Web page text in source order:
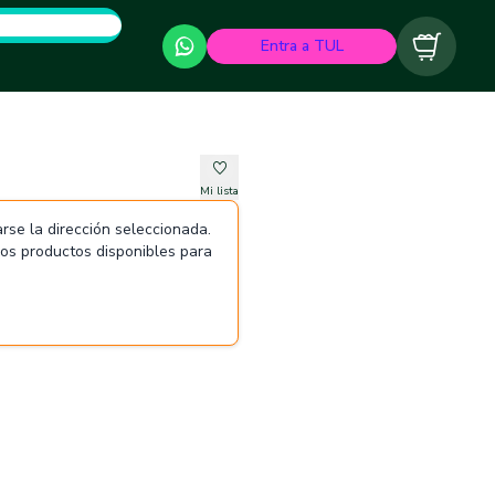
Entra a TUL Carrito
Mi lista
la dirección seleccionada.
productos disponibles para